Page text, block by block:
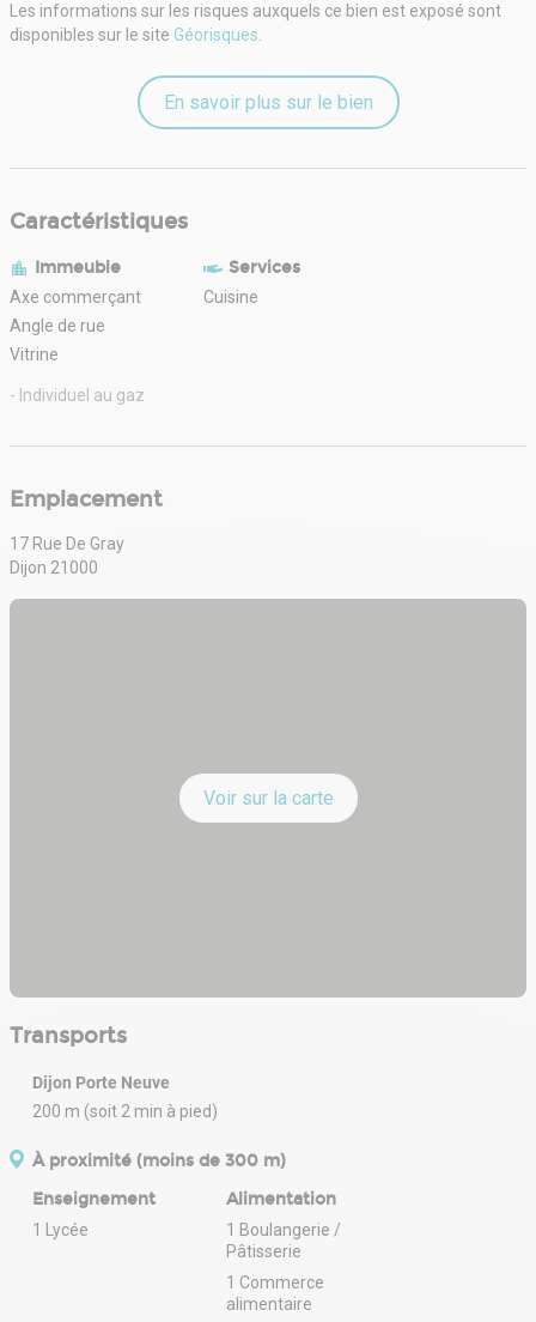
disponibilité immédiate
- Type de bail : Commercial
- Dépôt de garantie : 3 mois HT/HC
Les informations sur les risques auxquels ce bien est exposé sont
disponibles sur le site Géorisques.
En savoir plus sur le bien
Caractéristiques
Immeuble
Axe commerçant
Angle de rue
Vitrine
Services
Cuisine
- Individuel au gaz
Emplacement
17 Rue De Gray
Dijon 21000
Voir sur la carte
Transports
Dijon Porte Neuve
200 m (soit 2 min à pied)
À proximité (moins de 300 m)
Enseignement
1 Lycée
Alimentation
1 Boulangerie /
Pâtisserie
1 Commerce
alimentaire